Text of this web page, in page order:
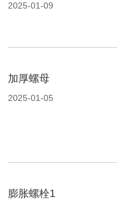
2025-01-09
加厚螺母
2025-01-05
膨胀螺栓1